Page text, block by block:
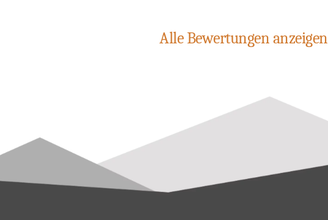
Alle Bewertungen anzeigen